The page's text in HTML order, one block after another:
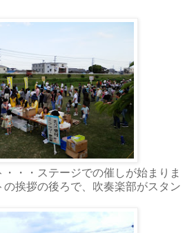
・・ステージでの催しが始まりま
の挨拶の後ろで、吹奏楽部がスタン